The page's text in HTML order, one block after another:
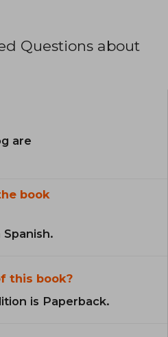
Questions about
are
book
this book?
is Paperback.